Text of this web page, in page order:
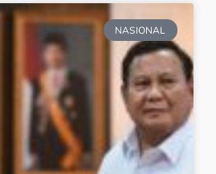
NASIONAL